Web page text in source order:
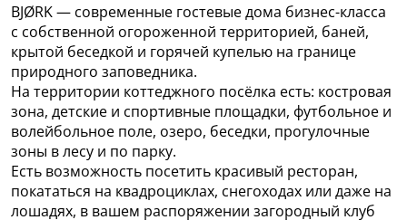
BJØRK — современные гостевые дома бизнес-класса
с собственной огороженной территорией, баней,
крытой беседкой и горячей купелью на границе
природного заповедника.
На территории коттеджного посёлка есть: костровая
зона, детские и спортивные площадки, футбольное и
волейбольное поле, озеро, беседки, прогулочные
зоны в лесу и по парку.
Есть возможность посетить красивый ресторан,
покататься на квадроциклах, снегоходах или даже на
лошадях, в вашем распоряжении загородный клуб